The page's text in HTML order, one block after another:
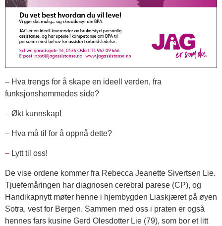
– Hva trengs for å skape en ideell verden, fra
funksjonshemmedes side?
– Økt kunnskap!
– Hva må til for å oppnå dette?
– Lytt til oss!
De vise ordene kommer fra Rebecca Jeanette Sivertsen Lie.
Tjuefemåringen har diagnosen cerebral parese (CP), og
Handikapnytt møter henne i hjembygden Liaskjæret på øyen
Sotra, vest for Bergen. Sammen med oss i praten er også
hennes fars kusine Gerd Olesdotter Lie (79), som bor et litt